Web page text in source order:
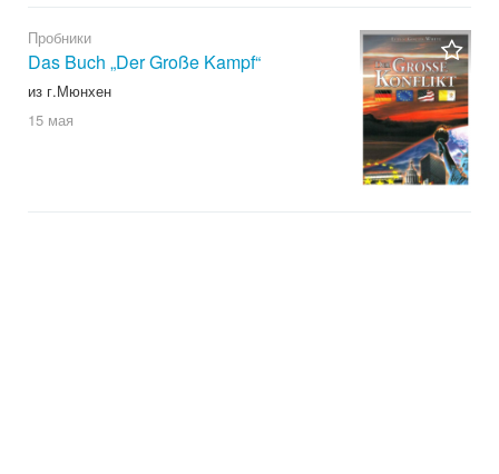
Пробники
Das Buch „Der Große Kampf“
из г.Мюнхен
15 мая